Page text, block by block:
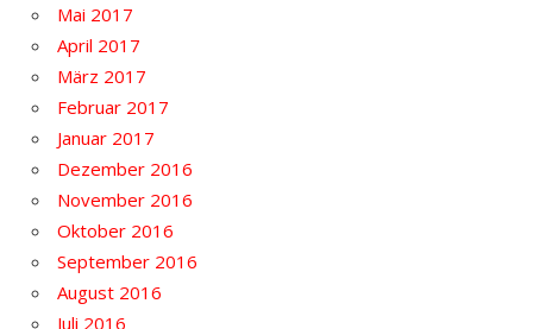
Mai 2017
April 2017
März 2017
Februar 2017
Januar 2017
Dezember 2016
November 2016
Oktober 2016
September 2016
August 2016
Juli 2016